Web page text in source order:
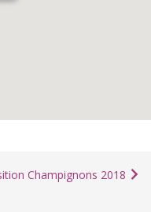
Champignons 2018